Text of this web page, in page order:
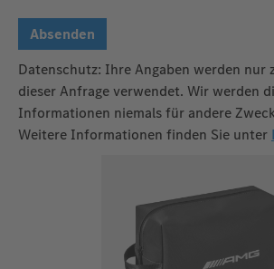
Absenden
Datenschutz: Ihre Angaben werden nur
dieser Anfrage verwendet. Wir werden
Informationen niemals für andere
Weitere Informationen finden Sie unter